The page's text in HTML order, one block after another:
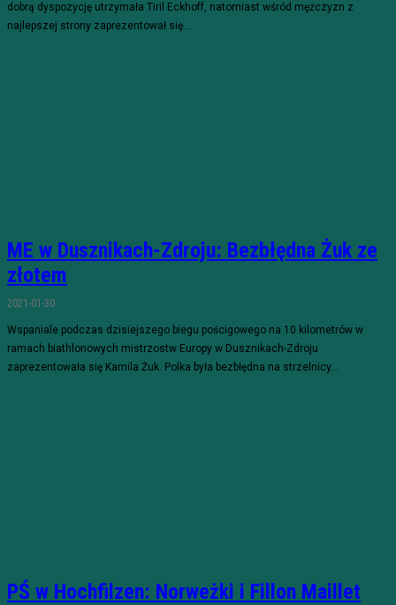
dobrą dyspozycję utrzymała Tiril Eckhoff, natomiast wśród mężczyzn z
najlepszej strony zaprezentował się...
ME w Dusznikach-Zdroju: Bezbłędna Żuk ze
złotem
2021-01-30
Wspaniale podczas dzisiejszego biegu pościgowego na 10 kilometrów w
ramach biathlonowych mistrzostw Europy w Dusznikach-Zdroju
zaprezentowała się Kamila Żuk. Polka była bezbłędna na strzelnicy...
PŚ w Hochfilzen: Norweżki i Fillon Maillet